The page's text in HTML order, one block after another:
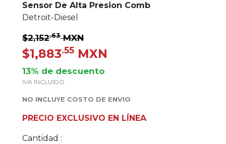
Sensor De Alta Presion Comb
Detroit-Diesel
$2,152.63MXN
$1,883.55 MXN
13% de descuento
IVA INCLUIDO
NO INCLUYE COSTO DE ENVIO
PRECIO EXCLUSIVO EN LÍNEA
Cantidad :